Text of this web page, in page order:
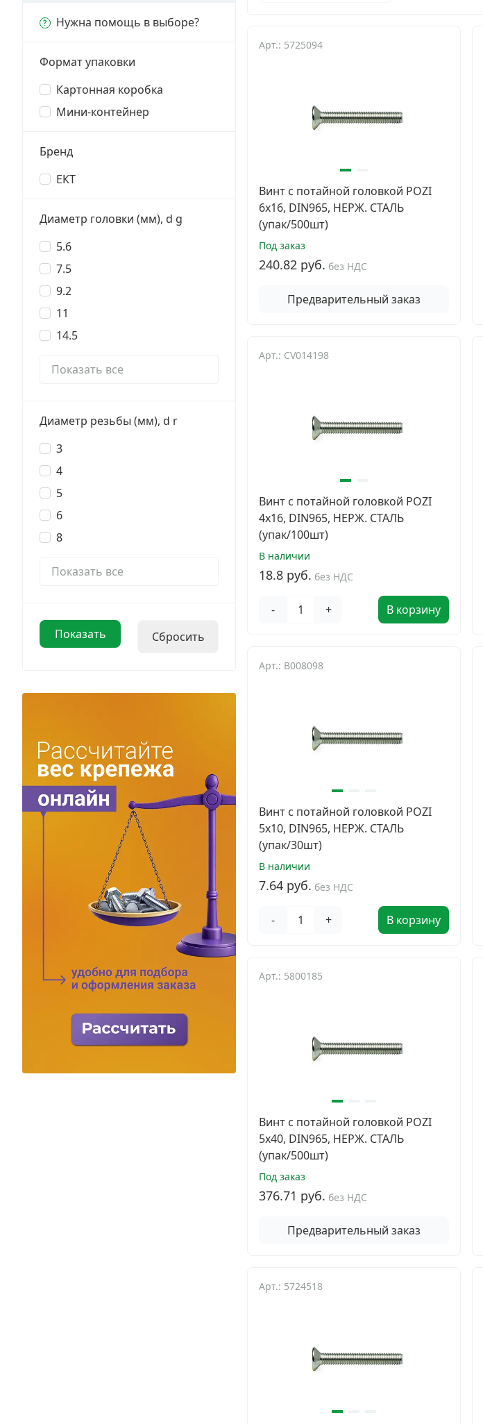
Заклепки
Гвозди и скобы
Хомуты и шуруп-шпильки
Шурупы и саморезы
Грузовой крепеж
Комплекты и наборы крепежа
Метрический крепеж
Нужна помощь в выборе?
Формат упаковки
Картонная коробка
Мини-контейнер
Бренд
ЕКТ
Диаметр головки (мм), d g
5.6
7.5
9.2
11
14.5
Показать все
Диаметр резьбы (мм), d r
3
4
5
6
8
Показать все
Арт.: 5725094
Винт с потайной головкой POZI
6х16, DIN965, НЕРЖ. СТАЛЬ
(упак/500шт)
Под заказ
240.82 руб. без НДС
Предварительный заказ
Арт.: CV014198
Винт с потайной головкой POZI
4х16, DIN965, НЕРЖ. СТАЛЬ
(упак/100шт)
В наличии
18.8 руб. без НДС
- + В корзину
Арт.: B008098
Винт с потайной головкой POZI
5х10, DIN965, НЕРЖ. СТАЛЬ
(упак/30шт)
В наличии
7.64 руб. без НДС
- + В корзину
Арт.: 5800185
Винт с потайной головкой POZI
5х40, DIN965, НЕРЖ. СТАЛЬ
(упак/500шт)
Под заказ
376.71 руб. без НДС
Предварительный заказ
Арт.: 5724518